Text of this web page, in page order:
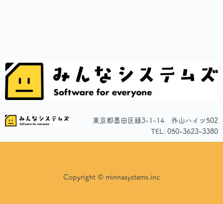
東京都墨田区緑3-1-14 外山ハイツ502
TEL: 050-3623-3380
Copyright © minnasystems.inc